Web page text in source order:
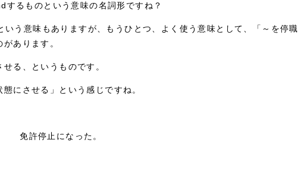
るものという意味の名詞形ですね？
う意味もありますが、もうひとつ、よく使う意味として、「～を停職
あります。
る、というものです。
にさせる」という感じですね。
許停止になった。